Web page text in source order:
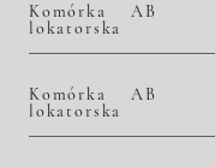
Komórka
lokatorska
AB
Komórka
lokatorska
AB